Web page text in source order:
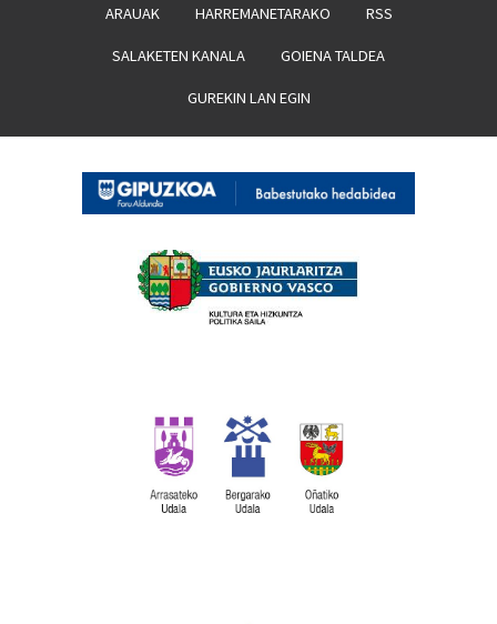
ARAUAK HARREMANETARAKO RSS
SALAKETEN KANALA GOIENA TALDEA
GUREKIN LAN EGIN